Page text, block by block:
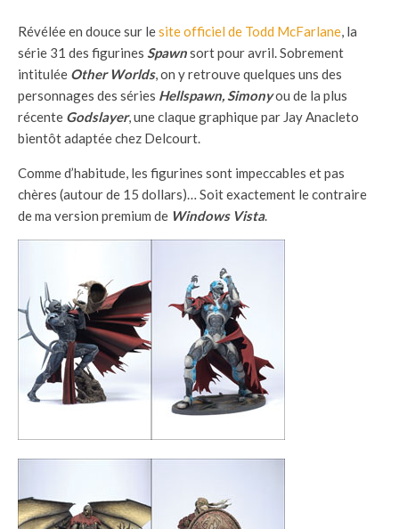
Révélée en douce sur lesite officiel de Todd McFarlane, la
série 31 des figurines Spawnsort pour avril. Sobrement
intitulée Other Worlds, on y retrouve quelques uns des
personnages des séries Hellspawn, Simonyou de la plus
récente Godslayer, une claque graphique par Jay Anacleto
bientôt adaptée chez Delcourt.
Comme d’habitude, les figurines sont impeccables et pas
chères (autour de 15 dollars)… Soit exactement le contraire
de ma version premium de Windows Vista.